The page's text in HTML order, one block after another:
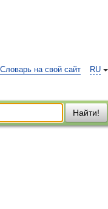
RU
Словарь на свой сайт
Найти!